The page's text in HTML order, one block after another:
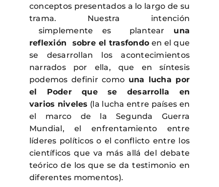
conceptos presentados a lo largo de su
trama. Nuestra intención
simplemente es plantear una
reflexión sobre el trasfondo en el que
se desarrollan los acontecimientos
narrados por ella, que en síntesis
podemos definir como una lucha por
el Poder que se desarrolla en
varios niveles (la lucha entre países en
el marco de la Segunda Guerra
Mundial, el enfrentamiento entre
líderes políticos o el conflicto entre los
científicos que va más allá del debate
teórico de los que se da testimonio en
diferentes momentos).